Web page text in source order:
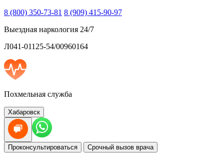
8 (800) 350-73-81 8 (909) 415-90-97
Выездная наркология 24/7
Л041-01125-54/00960164
Похмельная служба
Хабаровск
Проконсультироваться Срочный вызов врача